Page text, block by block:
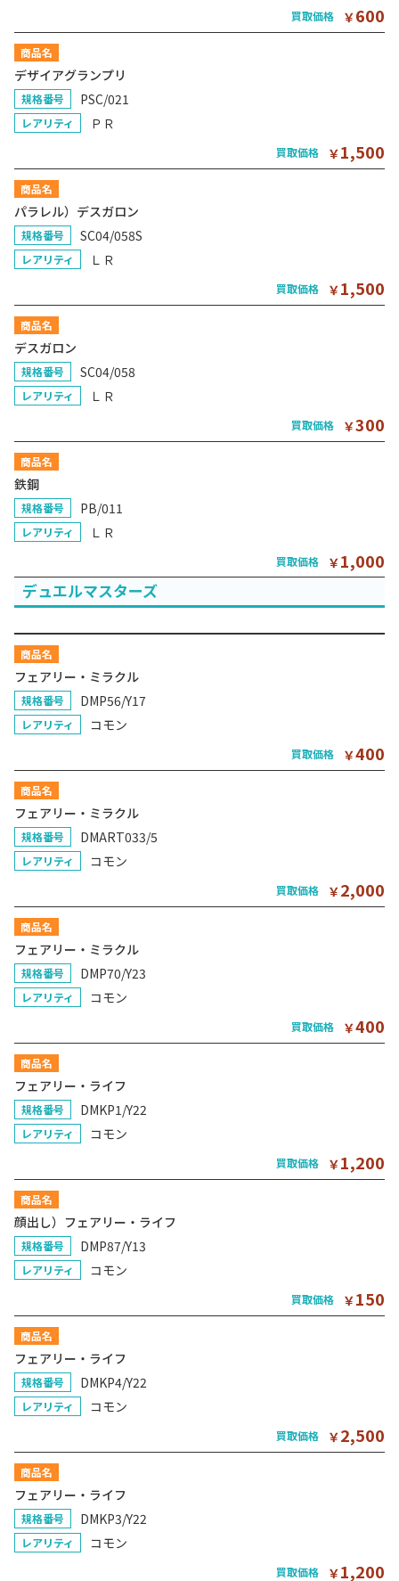
買取価格 ￥600
商品名
デザイアグランプリ
規格番号 PSC/021
レアリティ ＰＲ
買取価格 ￥1,500
商品名
パラレル）デスガロン
規格番号 SC04/058S
レアリティ ＬＲ
買取価格 ￥1,500
商品名
デスガロン
規格番号 SC04/058
レアリティ ＬＲ
買取価格 ￥300
商品名
鉄鋼
規格番号 PB/011
レアリティ ＬＲ
買取価格 ￥1,000
デュエルマスターズ
商品名
フェアリー・ミラクル
規格番号 DMP56/Y17
レアリティ コモン
買取価格 ￥400
商品名
フェアリー・ミラクル
規格番号 DMART033/5
レアリティ コモン
買取価格 ￥2,000
商品名
フェアリー・ミラクル
規格番号 DMP70/Y23
レアリティ コモン
買取価格 ￥400
商品名
フェアリー・ライフ
規格番号 DMKP1/Y22
レアリティ コモン
買取価格 ￥1,200
商品名
顔出し）フェアリー・ライフ
規格番号 DMP87/Y13
レアリティ コモン
買取価格 ￥150
商品名
フェアリー・ライフ
規格番号 DMKP4/Y22
レアリティ コモン
買取価格 ￥2,500
商品名
フェアリー・ライフ
規格番号 DMKP3/Y22
レアリティ コモン
買取価格 ￥1,200